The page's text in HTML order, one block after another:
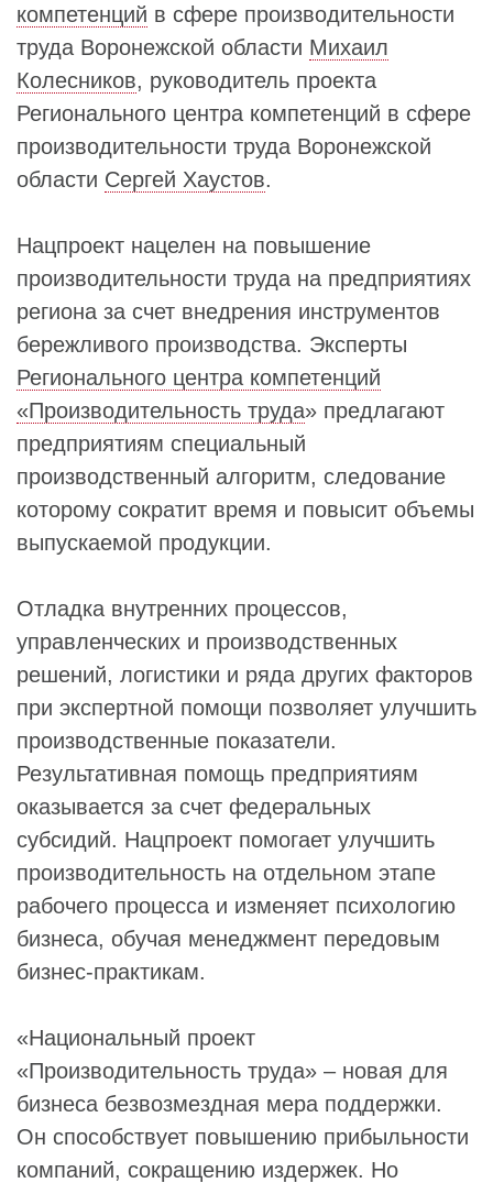
компетенций в сфере производительности
труда Воронежской области Михаил
Колесников, руководитель проекта
Регионального центра компетенций в сфере
производительности труда Воронежской
области Сергей Хаустов.
Нацпроект нацелен на повышение
производительности труда на предприятиях
региона за счет внедрения инструментов
бережливого производства. Эксперты
Регионального центра компетенций
«Производительность труда» предлагают
предприятиям специальный
производственный алгоритм, следование
которому сократит время и повысит объемы
выпускаемой продукции.
Отладка внутренних процессов,
управленческих и производственных
решений, логистики и ряда других факторов
при экспертной помощи позволяет улучшить
производственные показатели.
Результативная помощь предприятиям
оказывается за счет федеральных
субсидий. Нацпроект помогает улучшить
производительность на отдельном этапе
рабочего процесса и изменяет психологию
бизнеса, обучая менеджмент передовым
бизнес-практикам.
«Национальный проект
«Производительность труда» – новая для
бизнеса безвозмездная мера поддержки.
Он способствует повышению прибыльности
компаний, сокращению издержек. Но